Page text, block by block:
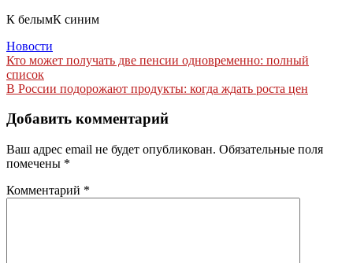
К белымК синим
Новости
Навигация
по
Кто может получать две пенсии одновременно: полный
список
В России подорожают продукты: когда ждать роста цен
Добавить комментарий
Ваш адрес email не будет опубликован. Обязательные поля
помечены *
Комментарий *